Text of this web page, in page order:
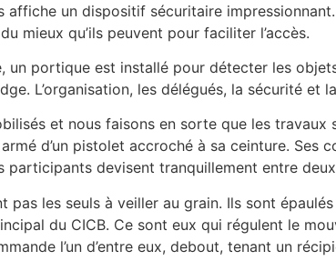
affiche un dispositif sécuritaire
mieux qu’ils peuvent pour faciliter l’accès.
un portique est installé pour détecter les
L’organisation, les délégués, la sécurité et
et nous faisons en sorte que les
d’un pistolet accroché à sa ceinture. Ses
participants devisent tranquillement entre
pas les seuls à veiller au grain. Ils sont
du CICB. Ce sont eux qui régulent le
l’un d’entre eux, debout, tenant un